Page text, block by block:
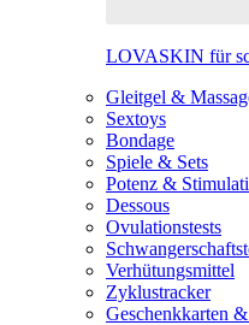
LOVASKIN für
Gleitgel &
Sextoys
Bondage
Spiele & Sets
Potenz &
Dessous
Ovulationstests
Verhütungsmittel
Zyklustracker
Geschenkkarten